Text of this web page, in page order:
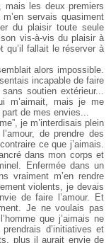
mais les deux premiers
servais quasiment
du plaisir toute seule
vis-à-vis du plaisir à
qu’il fallaitle réserver à
alors impossible.
incapable de faire
soutien extérieur...
m’aimait, mais je me
de mes envies...
je m’interdisais plein
deprendre des
ce que j’aimais.
dans mon corps et
Enfermée dans un
vraiment m’en rendre
violents, je devais
de faire l’amour. Et
Je ne voulais pas
que j’aimais ne
d’initiatives et
plus il aurait envie de